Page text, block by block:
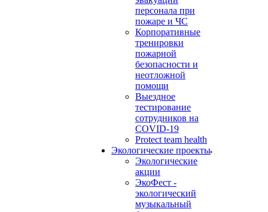
персонала при
пожаре и ЧС
Корпоративные
тренировки
пожарной
безопасности и
неотложной
помощи
Выездное
тестирование
сотрудников на
COVID-19
Protect team health
Экологические проекты
Экологические
акции
ЭкоФест -
экологический
музыкальный